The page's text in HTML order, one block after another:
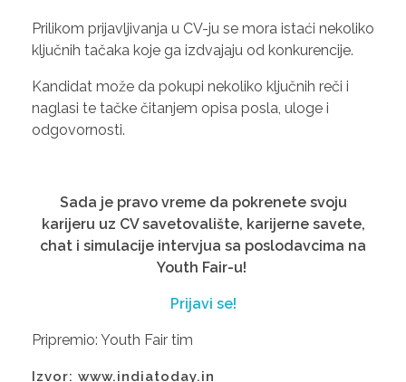
Prilikom prijavljivanja u CV-ju se mora istaći nekoliko
ključnih tačaka koje ga izdvajaju od konkurencije.
Kandidat može da pokupi nekoliko ključnih reči i
naglasi te tačke čitanjem opisa posla, uloge i
odgovornosti.
Sada je pravo vreme da pokrenete svoju
karijeru uz CV savetovalište, karijerne savete,
chat i simulacije intervjua sa poslodavcima na
Youth Fair-u!
Prijavi se!
Pripremio: Youth Fair tim
Izvor: www.indiatoday.in